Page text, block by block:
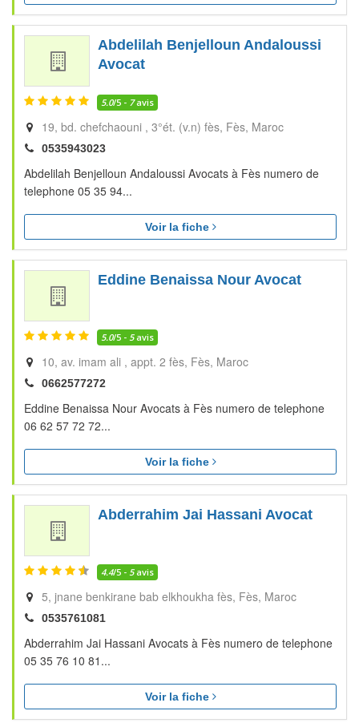
Abdelilah Benjelloun Andaloussi
Avocat
5.0/5 - 7avis
19, bd. chefchaouni , 3°ét. (v.n) fès Fès Maroc
0535943023
Abdelilah Benjelloun Andaloussi Avocats à Fès numero de
telephone 05 35 94...
Voir la fiche
Eddine Benaissa Nour Avocat
5.0/5 - 5avis
10, av. imam ali , appt. 2 fès Fès Maroc
0662577272
Eddine Benaissa Nour Avocats à Fès numero de telephone
06 62 57 72 72...
Voir la fiche
Abderrahim Jai Hassani Avocat
4.4/5 - 5avis
5, jnane benkirane bab elkhoukha fès Fès Maroc
0535761081
Abderrahim Jai Hassani Avocats à Fès numero de telephone
05 35 76 10 81...
Voir la fiche